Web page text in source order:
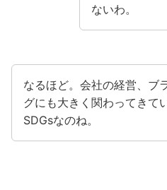
ないわ。
なるほど。会社の経営、ブ
グにも大きく関わってきて
SDGsなのね。